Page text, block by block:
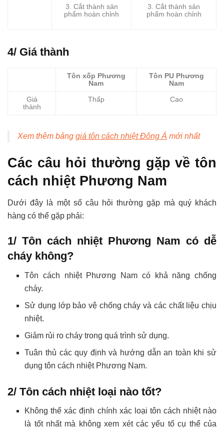
3. Cắt thành sản
phẩm hoàn chỉnh
3. Cắt thành sản
phẩm hoàn chỉnh
4/ Giá thành
Tôn xốp Phương
Nam
Tôn PU Phương
Nam
Giá
thành
Thấp Cao
Xem thêm bảng giá tôn cách nhiệt Đông Á mới nhất
Các câu hỏi thường gặp về tôn
cách nhiệt Phương Nam
Dưới đây là một số câu hỏi thường gặp mà quý khách
hàng có thể gặp phải:
1/ Tôn cách nhiệt Phương Nam có dễ
cháy không?
Tôn cách nhiệt Phương Nam có khả năng chống
cháy.
Sử dụng lớp bảo vệ chống cháy và các chất liệu chịu
nhiệt.
Giảm rủi ro cháy trong quá trình sử dụng.
Tuân thủ các quy định và hướng dẫn an toàn khi sử
dụng tôn cách nhiệt Phương Nam.
2/ Tôn cách nhiệt loại nào tốt?
Không thể xác định chính xác loại tôn cách nhiệt nào
là tốt nhất mà không xem xét các yếu tố cụ thể của